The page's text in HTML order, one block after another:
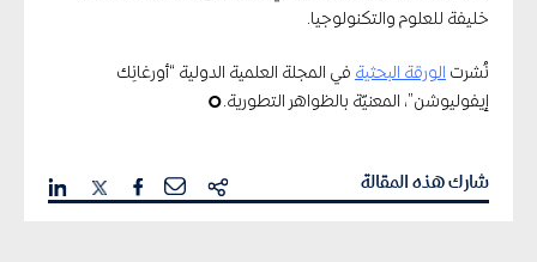
خليفة للعلوم والتكنولوجيا.
نُشرت الورقة البحثية في المجلة العلمية الدولية “أورغانِك
إيفوليوشن”، المعنيّة بالظواهر التطورية.¢
شارك هذه المقالة